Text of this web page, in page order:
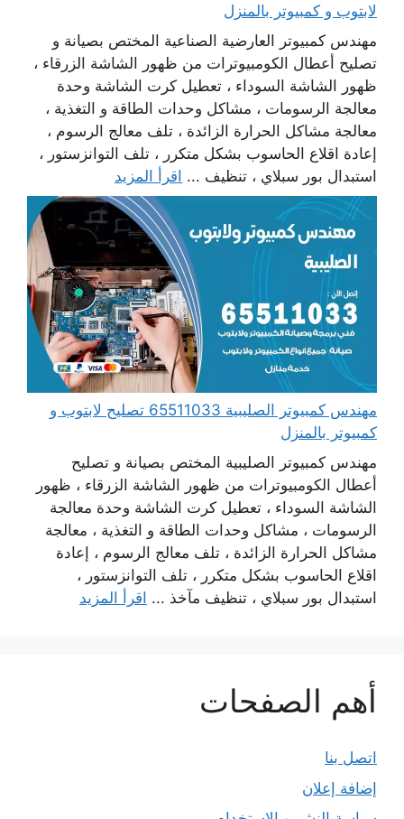
لابتوب و كمبيوتر بالمنزل
مهندس كمبيوتر العارضية الصناعية المختص بصيانة و
تصليح أعطال الكومبيوترات من ظهور الشاشة الزرقاء ،
ظهور الشاشة السوداء ، تعطيل كرت الشاشة وحدة
معالجة الرسومات ، مشاكل وحدات الطاقة و التغذية ،
معالجة مشاكل الحرارة الزائدة ، تلف معالج الرسوم ،
إعادة اقلاع الحاسوب بشكل متكرر ، تلف التوانزستور ،
استبدال بور سبلاي ، تنظيف ... اقرأ المزيد
مهندس كمبيوتر الصليبية 65511033 تصليح لابتوب و
كمبيوتر بالمنزل
مهندس كمبيوتر الصليبية المختص بصيانة و تصليح
أعطال الكومبيوترات من ظهور الشاشة الزرقاء ، ظهور
الشاشة السوداء ، تعطيل كرت الشاشة وحدة معالجة
الرسومات ، مشاكل وحدات الطاقة و التغذية ، معالجة
مشاكل الحرارة الزائدة ، تلف معالج الرسوم ، إعادة
اقلاع الحاسوب بشكل متكرر ، تلف التوانزستور ،
استبدال بور سبلاي ، تنظيف مآخذ ... اقرأ المزيد
أهم الصفحات
اتصل بنا
إضافة إعلان